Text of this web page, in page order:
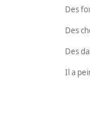
Des
Des
Des
Il a